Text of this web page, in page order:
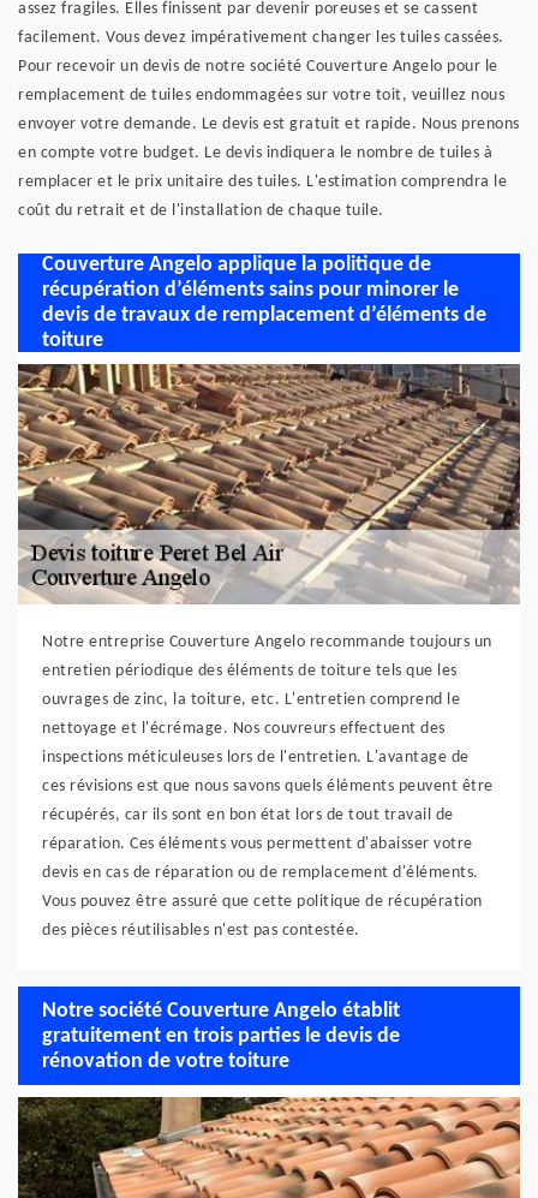
assez fragiles. Elles finissent par devenir poreuses et se cassent
facilement. Vous devez impérativement changer les tuiles cassées.
Pour recevoir un devis de notre société Couverture Angelo pour le
remplacement de tuiles endommagées sur votre toit, veuillez nous
envoyer votre demande. Le devis est gratuit et rapide. Nous prenons
en compte votre budget. Le devis indiquera le nombre de tuiles à
remplacer et le prix unitaire des tuiles. L'estimation comprendra le
coût du retrait et de l'installation de chaque tuile.
Couverture Angelo applique la politique de
récupération d’éléments sains pour minorer le
devis de travaux de remplacement d’éléments de
toiture
Notre entreprise Couverture Angelo recommande toujours un
entretien périodique des éléments de toiture tels que les
ouvrages de zinc, la toiture, etc. L'entretien comprend le
nettoyage et l'écrémage. Nos couvreurs effectuent des
inspections méticuleuses lors de l'entretien. L'avantage de
ces révisions est que nous savons quels éléments peuvent être
récupérés, car ils sont en bon état lors de tout travail de
réparation. Ces éléments vous permettent d'abaisser votre
devis en cas de réparation ou de remplacement d'éléments.
Vous pouvez être assuré que cette politique de récupération
des pièces réutilisables n'est pas contestée.
Notre société Couverture Angelo établit
gratuitement en trois parties le devis de
rénovation de votre toiture